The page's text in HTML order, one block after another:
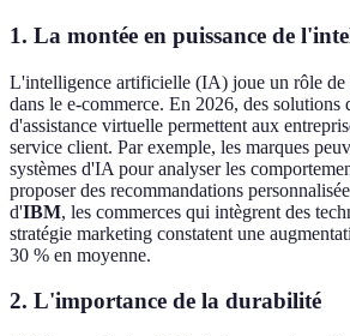
1. La montée en puissance de
L'intelligence artificielle (IA) joue un rôle de
dans le e-commerce. En 2026, des solutions
d'assistance virtuelle permettent aux
service client. Par exemple, les marques
systèmes d'IA pour analyser les
proposer des recommandations
d'IBM, les commerces qui intègrent des
stratégie marketing constatent une
30 % en moyenne.
2. L'importance de la durabilité